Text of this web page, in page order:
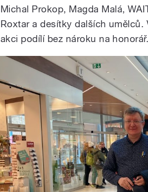
Michal Prokop, Magda Malá,
Roxtar a desítky dalších umělců.
akci podílí bez nároku na honorář.